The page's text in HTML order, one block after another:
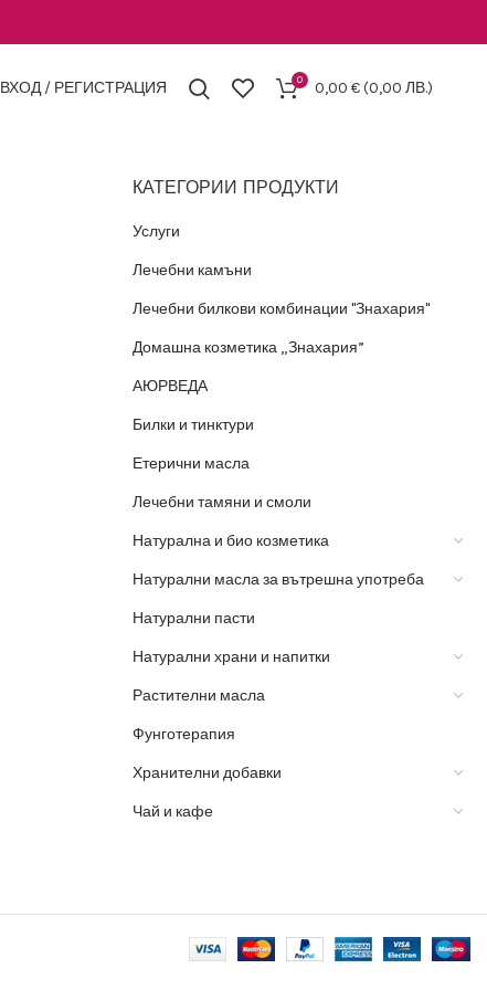
ВХОД / РЕГИСТРАЦИЯ 0 0,00€(0,00 ЛВ.)
КАТЕГОРИИ ПРОДУКТИ
Услуги
Лечебни камъни
Лечебни билкови комбинации "Знахария"
Домашна козметика „Знахария”
АЮРВЕДА
Билки и тинктури
Етерични масла
Лечебни тамяни и смоли
Натурална и био козметика
Натурални масла за вътрешна употреба
Натурални пасти
Натурални храни и напитки
Растителни масла
Фунготерапия
Хранителни добавки
Чай и кафе